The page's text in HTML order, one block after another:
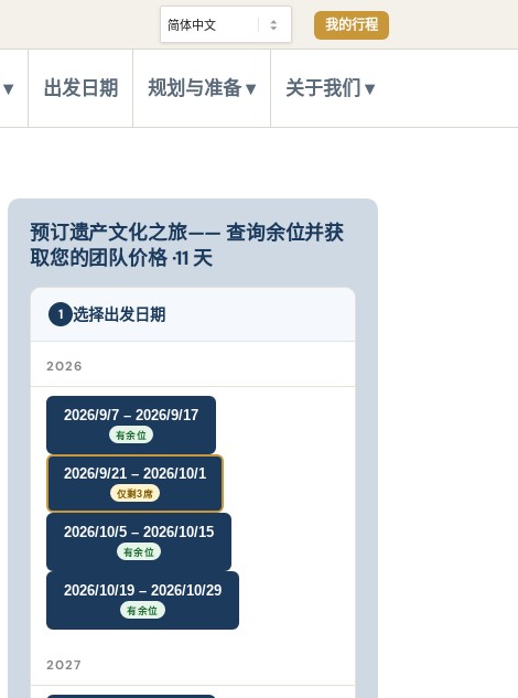
我的行程
出发日期 规划与准备 关于我们
预订遗产文化之旅—— 查询余位并获
取您的团队价格 ·11 天
1 选择出发日期
2026
2026/9/7 – 2026/9/17
有余位
2026/9/21 – 2026/10/1
仅剩3席
2026/10/5 – 2026/10/15
有余位
2026/10/19 – 2026/10/29
有余位
2027